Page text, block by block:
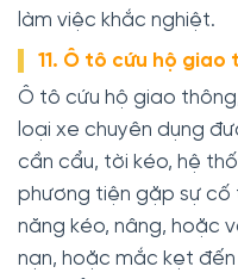
làm việc khắc nghiệt.
11. Ô tô cứu hộ giao
Ô tô cứu hộ giao
loại xe chuyên dụng
cần cẩu, tời kéo, hệ
phương tiện gặp sự cố
năng kéo, nâng, hoặc
nạn, hoặc mắc kẹt